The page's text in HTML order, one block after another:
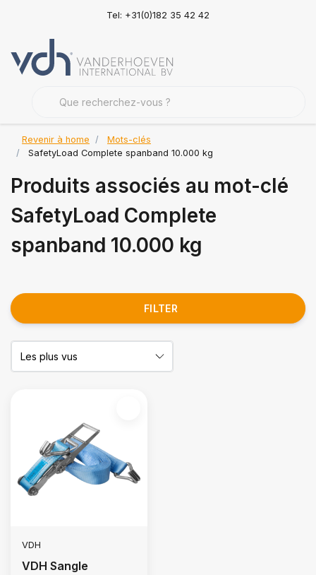
Tel: +31(0)182 35 42 42
Revenir à home
Mots-clés
SafetyLoad Complete spanband 10.000 kg
Produits associés au mot-clé
SafetyLoad Complete
spanband 10.000 kg
FILTER
VDH
VDH Sangle